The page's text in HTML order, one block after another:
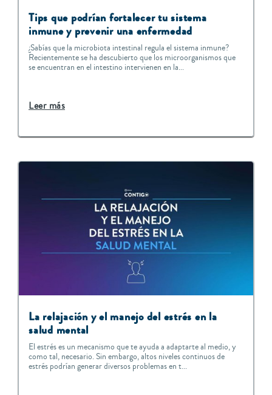
Tips que podrían fortalecer tu sistema
inmune y prevenir una enfermedad
¿Sabías que la microbiota intestinal regula el sistema inmune?
Recientemente se ha descubierto que los microorganismos que
se encuentran en el intestino intervienen en la...
Leer más
La relajación y el manejo del estrés en la
salud mental
El estrés es un mecanismo que te ayuda a adaptarte al medio, y
como tal, necesario. Sin embargo, altos niveles continuos de
estrés podrían generar diversos problemas en t...